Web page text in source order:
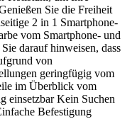
Sie die Freiheit
2 in 1 Smartphone-
vom Smartphone- und
darauf hinweisen, dass
von
geringfügig vom
im Überblick vom
einsetzbar Kein Suchen
Befestigung